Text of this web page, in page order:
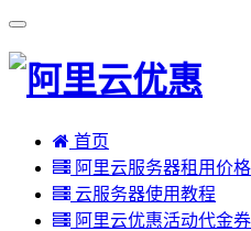
首页
阿里云服务器租用价格
云服务器使用教程
阿里云优惠活动代金